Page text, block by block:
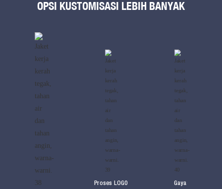
OPSI KUSTOMISASI LEBIH BANYAK
Proses LOG0 Gaya